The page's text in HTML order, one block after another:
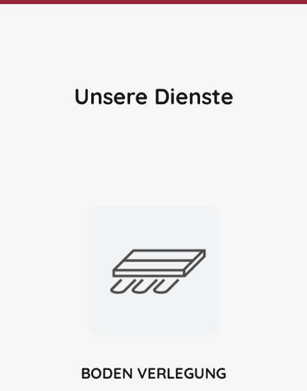
Unsere Dienste
BODEN VERLEGUNG